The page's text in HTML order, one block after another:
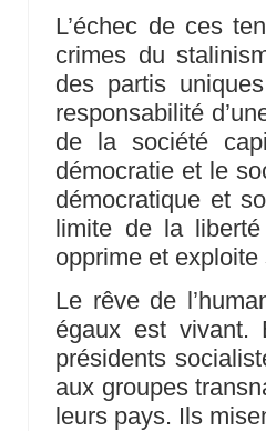
L’échec de ces
crimes du
des partis
responsabilité
de la société
démocratie et le
démocratique et
limite de la
opprime et
Le rêve de
égaux est vivant.
présidents
aux groupes
leurs pays. Ils